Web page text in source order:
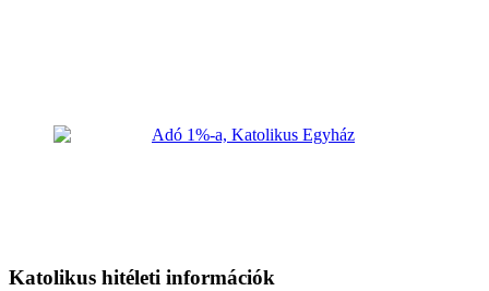
Katolikus hitéleti információk